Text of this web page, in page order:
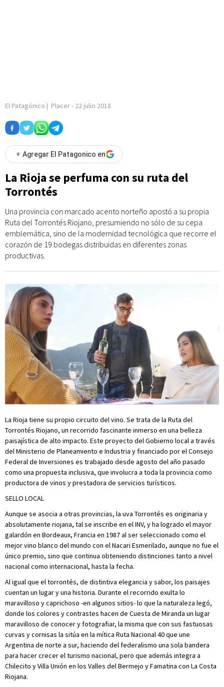
El Patagónico | Placer- 22 julio 2018
+ Agregar El Patagonico en
La Rioja se perfuma con su ruta del
Torrontés
Una provincia con marcado acento norteño apostó a su propia
Ruta del Torrontés Riojano, presumiendo no sólo de su cepa
emblemática, sino de la modernidad tecnológica que recorre el
corazón de 19 bodegas distribuidas en diferentes zonas
productivas.
La Rioja tiene su propio circuito del vino. Se trata de la Ruta del
Torrontés Riojano, un recorrido fascinante inmerso en una belleza
paisajística de alto impacto. Este proyecto del Gobierno local a través
del Ministerio de Planeamiento e Industria y financiado por el Consejo
Federal de Inversiones es trabajado desde agosto del año pasado
como una propuesta inclusiva, que involucra a toda la provincia como
productora de vinos y prestadora de servicios turísticos.
SELLO LOCAL
Aunque se asocia a otras provincias, la uva Torrontés es originaria y
absolutamente riojana, tal se inscribe en el INV, y ha logrado el mayor
galardón en Bordeaux, Francia en 1987 al ser seleccionado como el
mejor vino blanco del mundo con el Nacari Esmerilado, aunque no fue el
único premio, sino que continua obteniendo distinciones tanto a nivel
nacional como internacional, hasta la fecha.
Al igual que el torrontés, de distintiva elegancia y sabor, los paisajes
cuentan un lugar y una historia. Durante el recorrido exulta lo
maravilloso y caprichoso -en algunos sitios- lo que la naturaleza legó,
donde los colores y contrastes hacen de Cuesta de Miranda un lugar
maravilloso de conocer y fotografiar, la misma que con sus fastuosas
curvas y cornisas la sitúa en la mítica Ruta Nacional 40 que une
Argentina de norte a sur, haciendo del federalismo una sola bandera
para hacer crecer el turismo nacional, pero que además integra a
Chilecito y Villa Unión en los Valles del Bermejo y Famatina con La Costa
Riojana.